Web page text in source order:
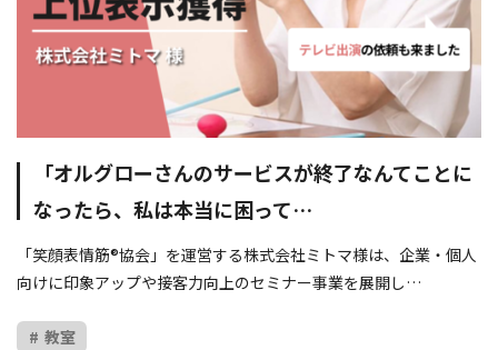
「オルグローさんのサービスが終了なんてことに
なったら、私は本当に困って…
「笑顔表情筋®協会」を運営する株式会社ミトマ様は、企業・個人
向けに印象アップや接客力向上のセミナー事業を展開し…
教室